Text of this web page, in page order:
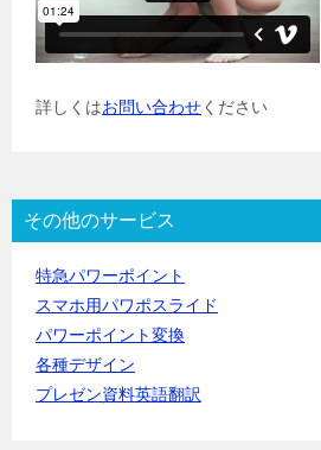
詳しくはお問い合わせください
その他のサービス
特急パワーポイント
スマホ用パワポスライド
パワーポイント変換
各種デザイン
プレゼン資料英語翻訳